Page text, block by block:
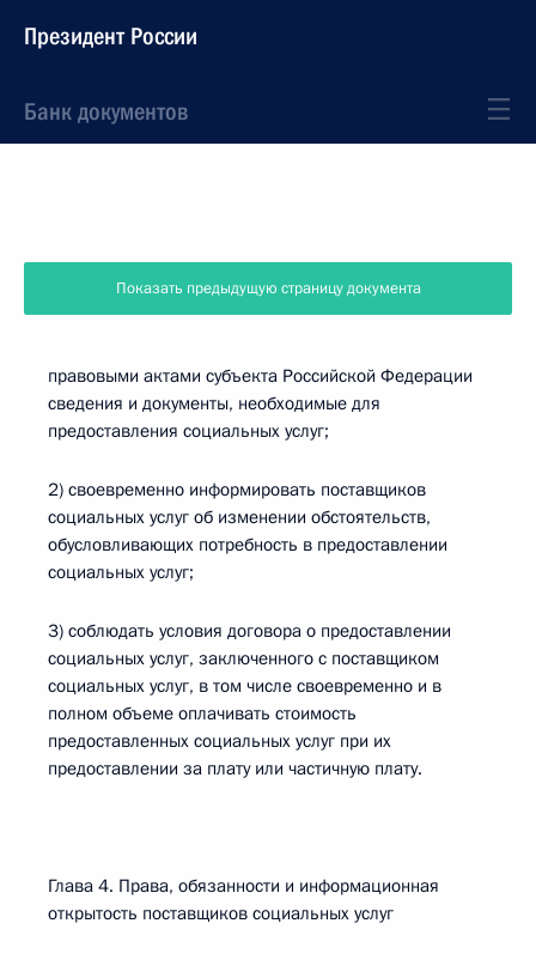
Президент России
Банк документов
Показать предыдущую страницу документа
правовыми актами субъекта Российской Федерации
сведения и документы, необходимые для
предоставления социальных услуг;
2) своевременно информировать поставщиков
социальных услуг об изменении обстоятельств,
обусловливающих потребность в предоставлении
социальных услуг;
3) соблюдать условия договора о предоставлении
социальных услуг, заключенного с поставщиком
социальных услуг, в том числе своевременно и в
полном объеме оплачивать стоимость
предоставленных социальных услуг при их
предоставлении за плату или частичную плату.
Глава 4. Права, обязанности и информационная
открытость поставщиков социальных услуг